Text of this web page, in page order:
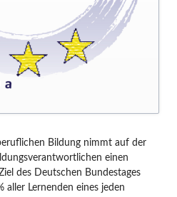
Bildung nimmt auf der
einen
des Deutschen Bundestages
aller Lernenden eines jeden